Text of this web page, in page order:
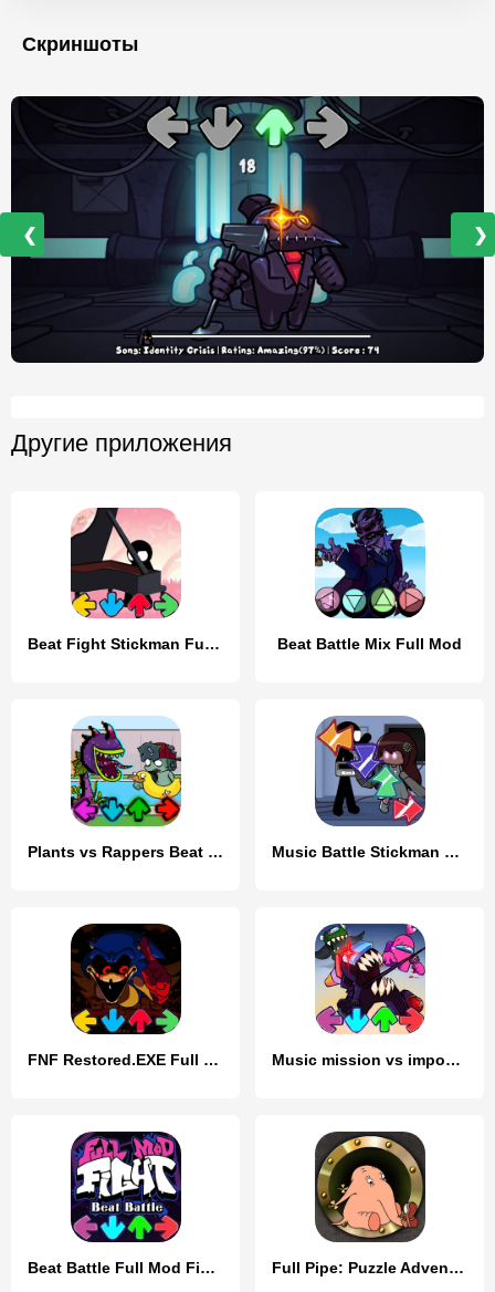
Скриншоты
❮ ❯
Другие приложения
Beat Fight Stickman Full Week Beat Battle Mix Full Mod
Plants vs Rappers Beat Battles Music Battle Stickman Full mod
FNF Restored.EXE Full Mod 4.0 Music mission vs imposter V4
Beat Battle Full Mod Fight Full Pipe: Puzzle Adventure